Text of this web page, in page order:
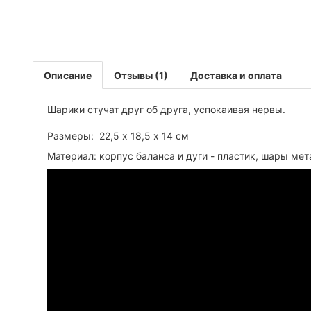
Описание
Шарики стучат друг об друга, успокаивая нервы.
Размеры: 22,5 х 18,5 х 14 см
Материал: корпус баланса и дуги - пластик, шары
Отзывы (1) Доставка и оплата